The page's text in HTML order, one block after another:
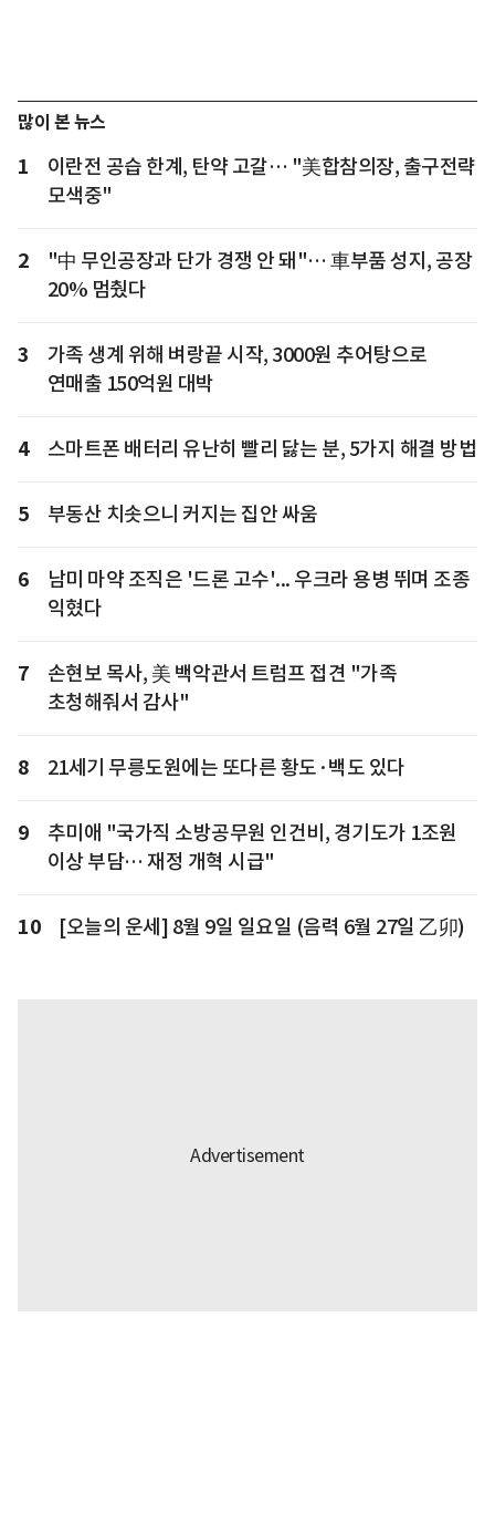
많이 본 뉴스
1
이란전 공습 한계, 탄약 고갈… "美합참의장, 출구전략
모색중"
2
"中 무인공장과 단가 경쟁 안 돼"… 車부품 성지, 공장
20% 멈췄다
3
가족 생계 위해 벼랑끝 시작, 3000원 추어탕으로
연매출 150억원 대박
4 스마트폰 배터리 유난히 빨리 닳는 분, 5가지 해결 방법
5 부동산 치솟으니 커지는 집안 싸움
6
남미 마약 조직은 '드론 고수'... 우크라 용병 뛰며 조종
익혔다
7
손현보 목사, 美 백악관서 트럼프 접견 "가족
초청해줘서 감사"
8 21세기 무릉도원에는 또다른 황도·백도 있다
9
추미애 "국가직 소방공무원 인건비, 경기도가 1조원
이상 부담… 재정 개혁 시급"
10 [오늘의 운세] 8월 9일 일요일 (음력 6월 27일 乙卯)